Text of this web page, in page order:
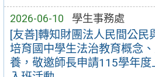
2026-06-10 學生事務處
[友善]轉知財團法人民間公民
培育國中學生法治教育概念
養，敬邀師長申請115學年